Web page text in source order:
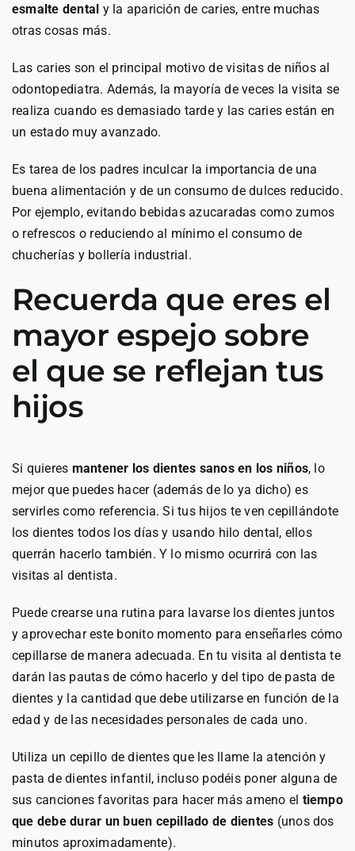
esmalte dental y la aparición de caries, entre muchas
otras cosas más.
Las caries son el principal motivo de visitas de niños al
odontopediatra. Además, la mayoría de veces la visita se
realiza cuando es demasiado tarde y las caries están en
un estado muy avanzado.
Es tarea de los padres inculcar la importancia de una
buena alimentación y de un consumo de dulces reducido.
Por ejemplo, evitando bebidas azucaradas como zumos
o refrescos o reduciendo al mínimo el consumo de
chucherías y bollería industrial.
Recuerda que eres el
mayor espejo sobre
el que se reflejan tus
hijos
Si quieres mantener los dientes sanos en los niños, lo
mejor que puedes hacer (además de lo ya dicho) es
servirles como referencia. Si tus hijos te ven cepillándote
los dientes todos los días y usando hilo dental, ellos
querrán hacerlo también. Y lo mismo ocurrirá con las
visitas al dentista.
Puede crearse una rutina para lavarse los dientes juntos
y aprovechar este bonito momento para enseñarles cómo
cepillarse de manera adecuada. En tu visita al dentista te
darán las pautas de cómo hacerlo y del tipo de pasta de
dientes y la cantidad que debe utilizarse en función de la
edad y de las necesidades personales de cada uno.
Utiliza un cepillo de dientes que les llame la atención y
pasta de dientes infantil, incluso podéis poner alguna de
sus canciones favoritas para hacer más ameno el tiempo
que debe durar un buen cepillado de dientes (unos dos
minutos aproximadamente).